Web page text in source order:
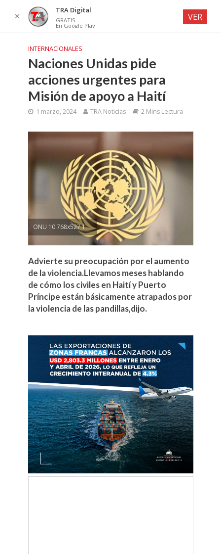
INTERNACIONALES
Naciones Unidas pide
acciones urgentes para
Misión de apoyo a Haití
1 marzo, 2024 TRA Noticias 2 Mins Lectura
ONU 10 768x527 1
Advierte su preocupación por el aumento
de la violencia.Llevamos meses hablando
de cómo los civiles en Haití y Puerto
Príncipe están básicamente atrapados por
la violencia de las pandillas,dijo.
✕
TRA Digital
GRATIS
En Google Play
VER